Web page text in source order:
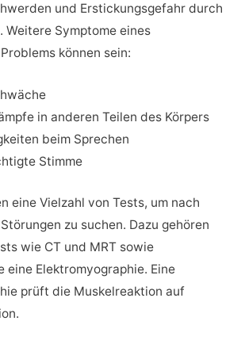
und Erstickungsgefahr durch
Weitere Symptome eines
können sein:
in anderen Teilen des Körpers
beim Sprechen
Stimme
eine Vielzahl von Tests, um nach
zu suchen. Dazu gehören
wie CT und MRT sowie
eine Elektromyographie. Eine
prüft die Muskelreaktion auf